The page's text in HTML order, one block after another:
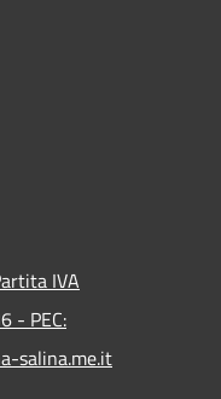
IVA
- PEC:
salina.me.it